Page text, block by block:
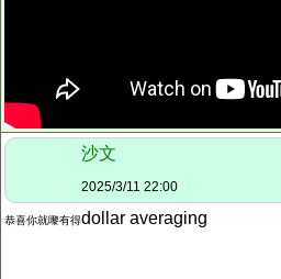
沙文
2025/3/11 22:00
恭喜你就嚟有得dollar averaging